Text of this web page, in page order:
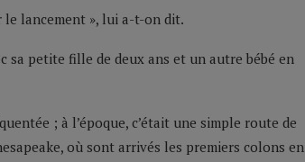
lancement », lui a-t-on dit.
sa petite fille de deux ans et un autre bébé en
; à l’époque, c’était une simple route de
où sont arrivés les premiers colons en